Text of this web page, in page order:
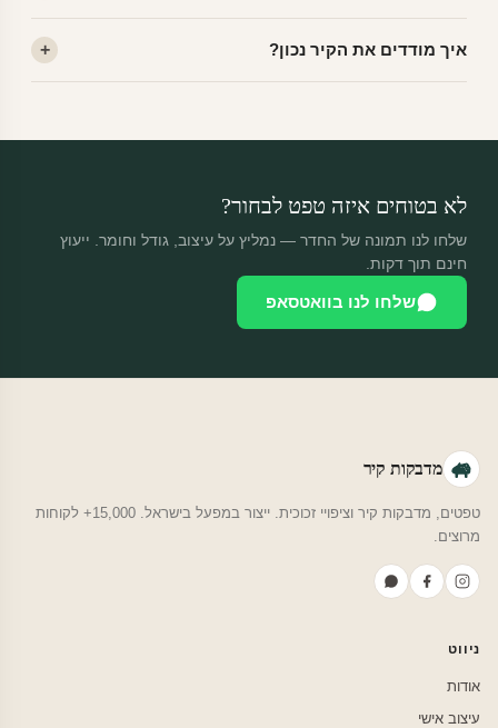
— מגיעים מחוברים למידות הקיר שלכם.
איך מודדים את הקיר נכון?
לא בטוחים איזה טפט לבחור?
שלחו לנו תמונה של החדר — נמליץ על עיצוב, גודל וחומר. ייעוץ
חינם תוך דקות.
שלחו לנו בוואטסאפ
מדבקות קיר
טפטים, מדבקות קיר וציפויי זכוכית. ייצור במפעל בישראל. 15,000+ לקוחות
מרוצים.
ניווט
אודות
עיצוב אישי